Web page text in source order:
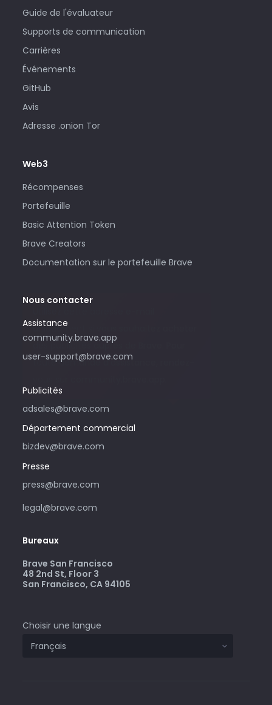
Guide de l'évaluateur
Supports de communication
Carrières
Événements
GitHub
Avis
Adresse .onion Tor
Web3
Récompenses
Portefeuille
Basic Attention Token
Brave Creators
Documentation sur le portefeuille Brave
Nous contacter
Assistance
community.brave.app
user-support@brave.com
Publicités
adsales@brave.com
uniquement si vous souhaitez acheter
des publicités auprès de Brave. Pour
toute demande d’assistance, rendez-
Département commercial
bizdev@brave.com
Presse
press@brave.com
legal@brave.com
Bureaux
Brave San Francisco
48 2nd St, Floor 3
San Francisco, CA 94105
Choisir une langue